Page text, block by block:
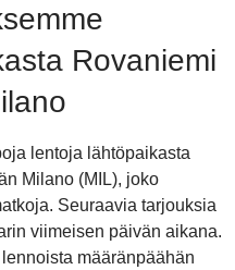
Rovaniemi
lentoja lähtöpaikasta
Milano (MIL), joko
Seuraavia tarjouksia
viimeisen päivän aikana.
määränpäähän